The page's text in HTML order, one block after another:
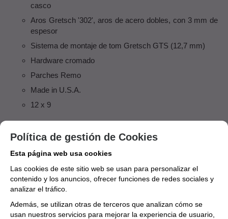
casco
Aros Gretsch '302', aros de acero dobles, con 3 mm de
espesor
Sistema de montaje de tom Gretsch GTS (12,7 mm)
Hardware cromado
Parches Remo
Made in U.S.A.
12 x 9
Toms
MARCA
GRETSCH
producto.
Política de gestión de Cookies
Esta página web usa cookies
Las cookies de este sitio web se usan para personalizar el
contenido y los anuncios, ofrecer funciones de redes sociales y
analizar el tráfico.
Además, se utilizan otras de terceros que analizan cómo se
usan nuestros servicios para mejorar la experiencia de usuario,